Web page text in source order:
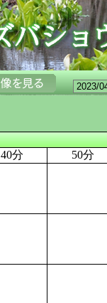
40分 50分